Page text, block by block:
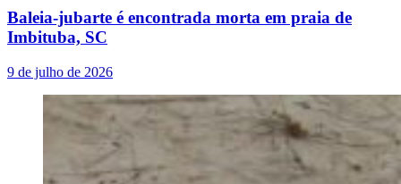
Baleia-jubarte é encontrada morta em praia de
Imbituba, SC
9 de julho de 2026